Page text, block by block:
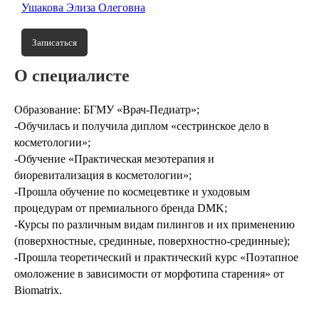
Ушакова Элиза Олеговна
Записаться
О специалисте
Образование: БГМУ «Врач-Педиатр»;
-Обучилась и получила диплом «сестринское дело в
косметологии»;
-Обучение «Практическая мезотерапия и
биоревитализация в косметологии»;
-Прошла обучение по космецевтике и уходовым
процедурам от премиального бренда DMK;
-Курсы по различным видам пилингов и их применению
(поверхностные, срединные, поверхностно-срединные);
-Прошла теоретический и практический курс «Поэтапное
омоложение в зависимости от морфотипа старения» от
Biomatrix.